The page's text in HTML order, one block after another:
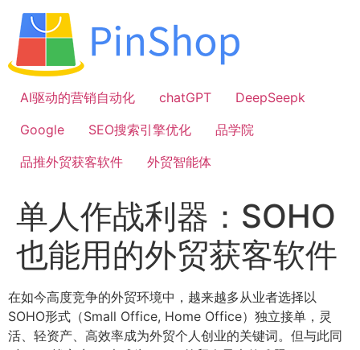
容
AI驱动的营销自动化
chatGPT
DeepSeepk
Google
SEO搜索引擎优化
品学院
品推外贸获客软件
外贸智能体
单人作战利器：SOHO
也能用的外贸获客软件
在如今高度竞争的外贸环境中，越来越多从业者选择以
SOHO形式（Small Office, Home Office）独立接单，灵
活、轻资产、高效率成为外贸个人创业的关键词。但与此同